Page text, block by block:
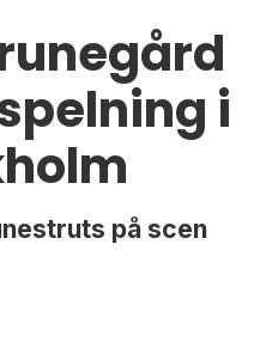
i
på scen